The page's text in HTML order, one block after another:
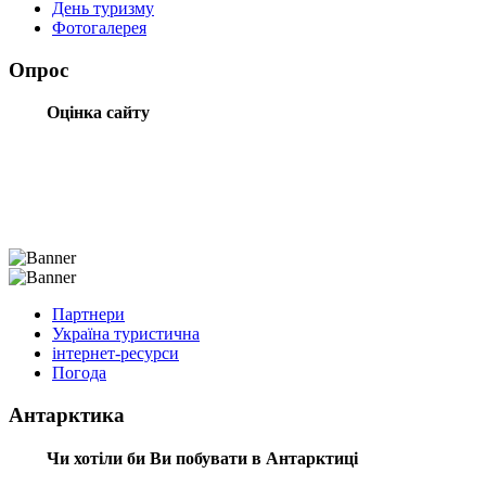
День туризму
Фотогалерея
Опрос
Оцінка сайту
Партнери
Україна туристична
інтернет-ресурси
Погода
Антарктика
Чи хотіли би Ви побувати в Антарктиці